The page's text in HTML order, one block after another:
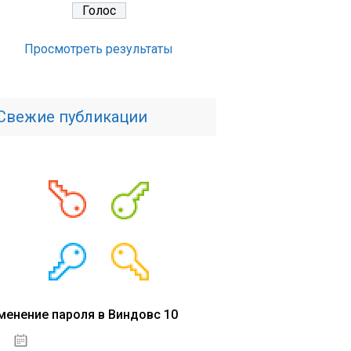
Просмотреть результаты
публикации
пароля в Виндовс 10